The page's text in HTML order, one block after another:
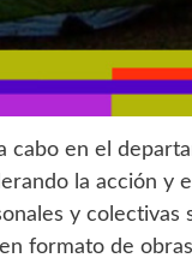
cabo en el
la acción y
y colectivas
formato de